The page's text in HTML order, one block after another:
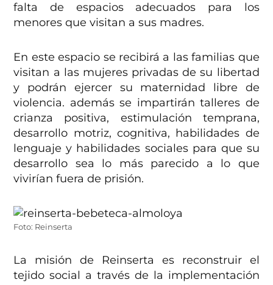
falta de espacios adecuados para los
menores que visitan a sus madres.
En este espacio se recibirá a las familias que
visitan a las mujeres privadas de su libertad
y podrán ejercer su maternidad libre de
violencia. además se impartirán talleres de
crianza positiva, estimulación temprana,
desarrollo motriz, cognitiva, habilidades de
lenguaje y habilidades sociales para que su
desarrollo sea lo más parecido a lo que
vivirían fuera de prisión.
Foto: Reinserta
La misión de Reinserta es reconstruir el
tejido social a través de la implementación